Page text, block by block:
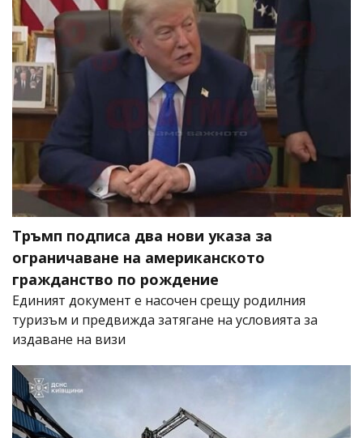
Тръмп подписа два нови указа за
ограничаване на американското
гражданство по рождение
Единият документ е насочен срещу родилния
туризъм и предвижда затягане на условията за
издаване на визи